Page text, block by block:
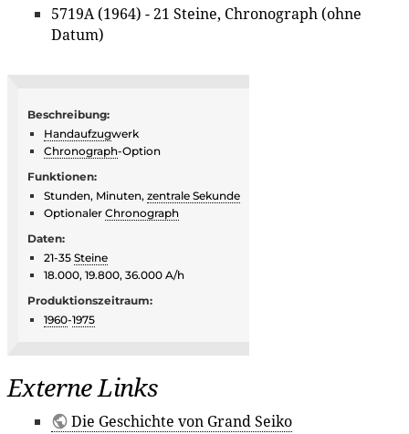
5719A (1964) - 21 Steine, Chronograph (ohne
Datum)
Beschreibung:
Handaufzugwerk
Chronograph-Option
Funktionen:
Stunden, Minuten, zentrale Sekunde
Optionaler Chronograph
Daten:
21-35 Steine
18.000, 19.800, 36.000 A/h
Produktionszeitraum:
1960-1975
Externe Links
Die Geschichte von Grand Seiko